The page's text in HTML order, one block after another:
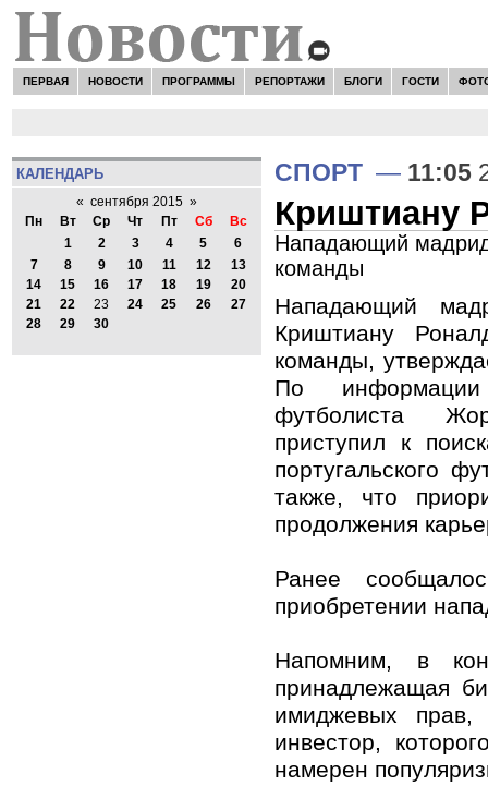
ПЕРВАЯ НОВОСТИ ПРОГРАММЫ РЕПОРТАЖИ БЛОГИ ГОСТИ
КАЛЕНДАРЬ
« сентября 2015 »
Пн
Вт Ср Чт Пт Сб
Вс
1
2 3 4 5
6
7
8 9 10 11 12
13
14
15 16 17 18 19
20
21
22 23 24 25 26
27
28
29 30
СПОРТ — 11:05
Криштиану
Нападающий
команды
Нападающий
Криштиану
команды,
По
футболиста
приступил к
португальского
также, что
продолжения
Ранее
приобретении
Напомним, в
принадлежащая
имиджевых прав,
инвестор,
намерен